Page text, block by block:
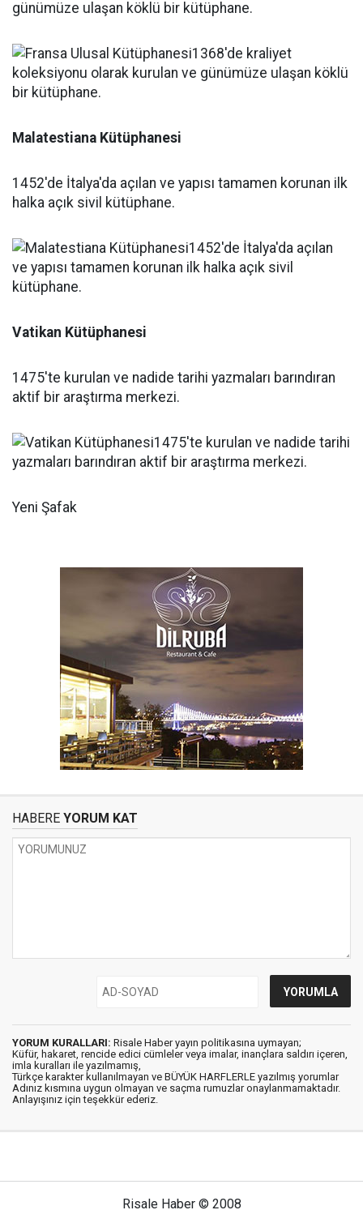
günümüze ulaşan köklü bir kütüphane.
Malatestiana Kütüphanesi
1452'de İtalya'da açılan ve yapısı tamamen korunan ilk
halka açık sivil kütüphane.
Vatikan Kütüphanesi
1475'te kurulan ve nadide tarihi yazmaları barındıran
aktif bir araştırma merkezi.
Yeni Şafak
HABERE YORUM KAT
YORUM KURALLARI: Risale Haber yayın politikasına uymayan;
Küfür, hakaret, rencide edici cümleler veya imalar, inançlara saldırı içeren,
imla kuralları ile yazılmamış,
Türkçe karakter kullanılmayan ve BÜYÜK HARFLERLE yazılmış yorumlar
Adınız kısmına uygun olmayan ve saçma rumuzlar onaylanmamaktadır.
Anlayışınız için teşekkür ederiz.
Risale Haber © 2008